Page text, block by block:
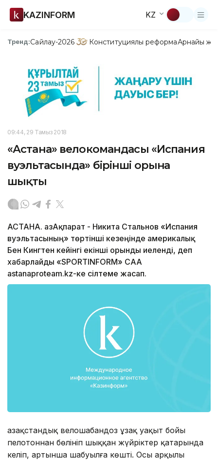
KAZINFORM KZ
Тренд:Сайлау-2026 Конституциялық реформаАрнайы
09:44, 29 Тамыз 2018
«Астана» велокомандасы «Испания
вуэльтасында» бірінші орынға
шықты
АСТАНА. ҚазАқпарат - Никита Стальнов «Испания
вуэльтасының» төртінші кезеңінде америкалық
Бен Кингтен кейінгі екінші орынды иеленді, деп
хабарлайды «SPORTINFORM» САА
astanaproteam.kz-ке сілтеме жасап.
Қазақстандық велошабандоз ұзақ уақыт бойы
пелотоннан бөлініп шыққан жүйріктер қатарында
келіп, артынша шабуылға көшті. Осы арқылы